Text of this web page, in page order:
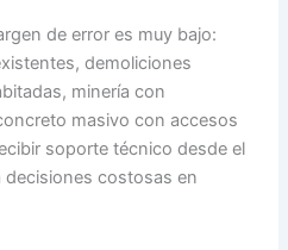
de error es muy bajo:
demoliciones
minería con
masivo con accesos
soporte técnico desde el
costosas en